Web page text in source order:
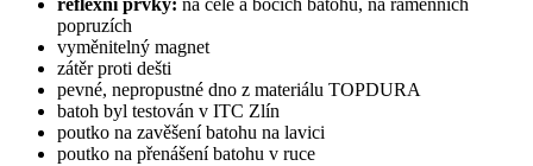
reflexní prvky: na čele a bocích batohu, na ramenních
popruzích
vyměnitelný magnet
zátěr proti dešti
pevné, nepropustné dno z materiálu TOPDURA
batoh byl testován v ITC Zlín
poutko na zavěšení batohu na lavici
poutko na přenášení batohu v ruce